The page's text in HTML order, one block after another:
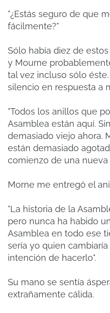
"¿Estás seguro de que
fácilmente?"
Sólo había diez de
y Mourne
tal vez incluso sólo éste.
silencio en respuesta a
"Todos los anillos que
Asamblea están aquí.
demasiado viejo ahora.
están demasiado
comienzo de una nueva
Morne me entregó el
"La historia de la
pero nunca ha habido
Asamblea en todo ese
sería yo quien
intención de hacerlo".
Su mano se sentía
extrañamente cálida.